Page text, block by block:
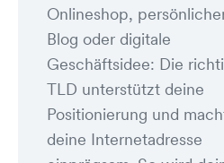
Onlineshop,
Blog oder digitale
Geschäftsidee: Die
TLD unterstützt deine
Positionierung und
deine Internetadresse